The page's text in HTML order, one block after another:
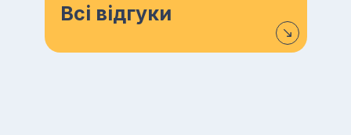
Всі відгуки